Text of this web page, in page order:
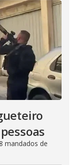
mandados de